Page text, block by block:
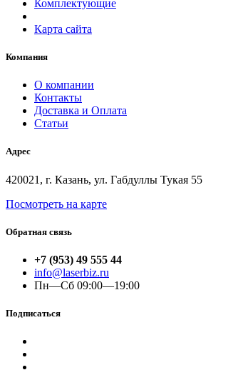
Комплектующие
Карта сайта
Компания
О компании
Контакты
Доставка и Оплата
Статьи
Адрес
420021, г. Казань, ул. Габдуллы Тукая 55
Посмотреть на карте
Обратная связь
+7 (953) 49 555 44
info@laserbiz.ru
Пн—Сб 09:00—19:00
Подписаться